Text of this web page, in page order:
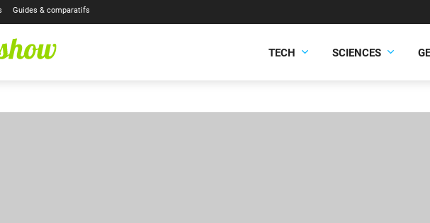
Guides & comparatifs
TECH SCIENCES